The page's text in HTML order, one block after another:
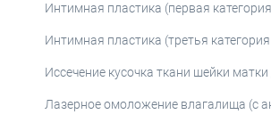
Интимная пластика (первая
Интимная пластика (третья
Иссечение кусочка ткани шейки
Лазерное омоложение влагалища (с